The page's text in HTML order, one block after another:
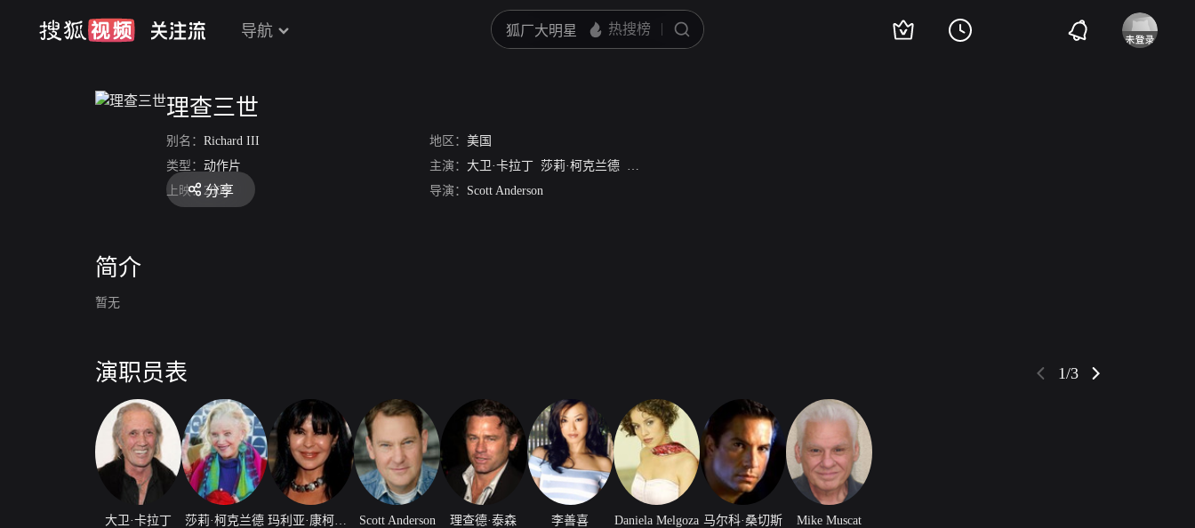
导航
理查三世
别名： Richard III 地区： 美国
类型： 动作片 主演： 大卫·卡拉丁 莎莉·柯克兰德 玛利亚·康柯塔·阿隆索
上映： 2008 导演： Scott Anderson
分享
简介
暂无
演职员表 1/3
大卫·卡拉丁 莎莉·柯克兰德 Scott Anderson 理查德·泰森 李善喜 Daniela Melgoza 马尔科·桑切斯 Mike Muscat